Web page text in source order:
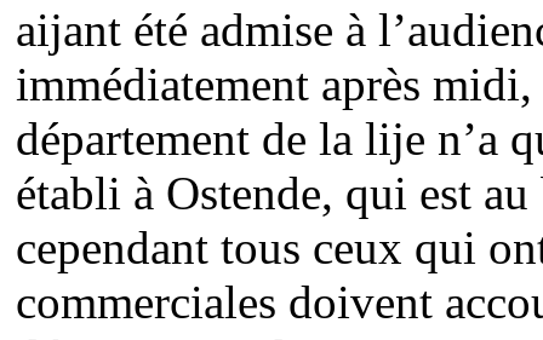
aijant été admise à
immédiatement après
département de la lije n’a
établi à Ostende, qui est
cependant tous ceux qui
commerciales doivent